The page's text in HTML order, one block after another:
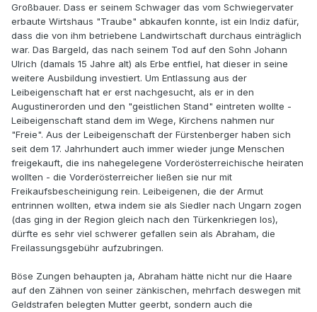
Großbauer. Dass er seinem Schwager das vom Schwiegervater
erbaute Wirtshaus "Traube" abkaufen konnte, ist ein Indiz dafür,
dass die von ihm betriebene Landwirtschaft durchaus einträglich
war. Das Bargeld, das nach seinem Tod auf den Sohn Johann
Ulrich (damals 15 Jahre alt) als Erbe entfiel, hat dieser in seine
weitere Ausbildung investiert. Um Entlassung aus der
Leibeigenschaft hat er erst nachgesucht, als er in den
Augustinerorden und den "geistlichen Stand" eintreten wollte -
Leibeigenschaft stand dem im Wege, Kirchens nahmen nur
"Freie". Aus der Leibeigenschaft der Fürstenberger haben sich
seit dem 17. Jahrhundert auch immer wieder junge Menschen
freigekauft, die ins nahegelegene Vorderösterreichische heiraten
wollten - die Vorderösterreicher ließen sie nur mit
Freikaufsbescheinigung rein. Leibeigenen, die der Armut
entrinnen wollten, etwa indem sie als Siedler nach Ungarn zogen
(das ging in der Region gleich nach den Türkenkriegen los),
dürfte es sehr viel schwerer gefallen sein als Abraham, die
Freilassungsgebühr aufzubringen.
Böse Zungen behaupten ja, Abraham hätte nicht nur die Haare
auf den Zähnen von seiner zänkischen, mehrfach deswegen mit
Geldstrafen belegten Mutter geerbt, sondern auch die